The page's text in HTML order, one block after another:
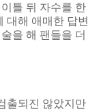
틀 뒤 자수를 한
대해 애매한 답변
을 해 팬들을 더
출되진 않았지만